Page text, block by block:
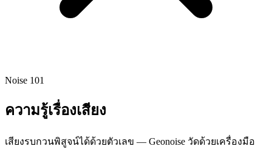
Noise 101
ความรู้เรื่องเสียง
เสียงรบกวนพิสูจน์ได้ด้วยตัวเลข — Geonoise วัดด้วยเครื่องมือ